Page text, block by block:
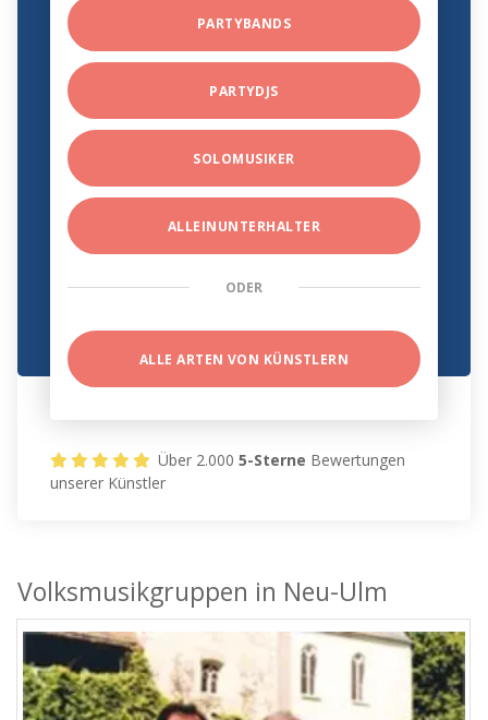
PARTYBANDS
PARTYDJS
SOLOMUSIKER
ALLEINUNTERHALTER
ODER
ALLE ARTEN VON KÜNSTLERN
Über 2.0005-Sterne Bewertungen
unserer Künstler
Volksmusikgruppen in Neu-Ulm